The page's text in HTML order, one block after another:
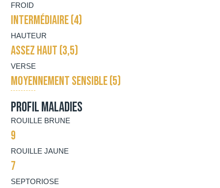
FROID
INTERMÉDIAIRE (4)
HAUTEUR
ASSEZ HAUT (3,5)
VERSE
MOYENNEMENT SENSIBLE (5)
Profil maladies
ROUILLE BRUNE
9
ROUILLE JAUNE
7
SEPTORIOSE